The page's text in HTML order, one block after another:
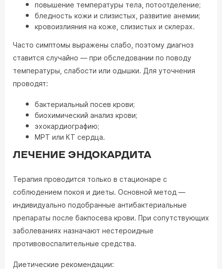
повышение температуры тела, потоотделение;
бледность кожи и слизистых, развитие анемии;
кровоизлияния на коже, слизистых и склерах.
Часто симптомы выражены слабо, поэтому диагноз
ставится случайно — при обследовании по поводу
температуры, слабости или одышки. Для уточнения
проводят:
бактериальный посев крови;
биохимический анализ крови;
эхокардиографию;
МРТ или КТ сердца.
ЛЕЧЕНИЕ ЭНДОКАРДИТА
Терапия проводится только в стационаре с
соблюдением покоя и диеты. Основной метод —
индивидуально подобранные антибактериальные
препараты после бакпосева крови. При сопутствующих
заболеваниях назначают нестероидные
противовоспалительные средства.
Диетические рекомендации: